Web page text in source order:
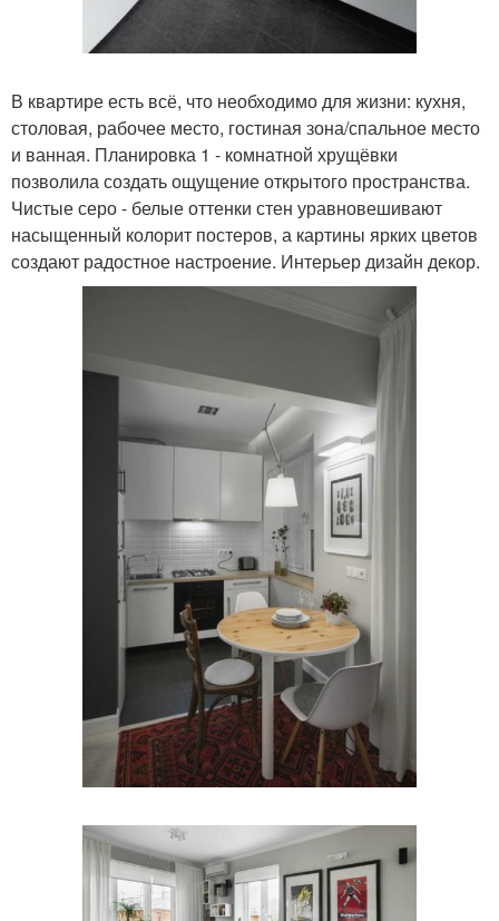
В квартире есть всё, что необходимо для жизни: кухня,
столовая, рабочее место, гостиная зона/спальное место
и ванная. Планировка 1 - комнатной хрущёвки
позволила создать ощущение открытого пространства.
Чистые серо - белые оттенки стен уравновешивают
насыщенный колорит постеров, а картины ярких цветов
создают радостное настроение. Интерьер дизайн декор.